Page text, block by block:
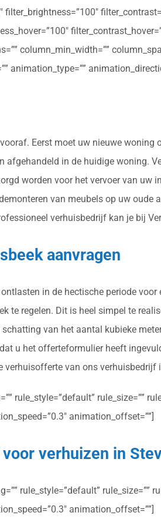
column_min_width=””
animation_type=””
Eerst moet uw nieuwe
in de huidige woning.
worden voor het vervoer van uw
van meubels op uw oude
verhuisbedrijf kan je bij
aanvragen
in de hectische periode
te regelen. Dit is heel simpel te
van het aantal kubieke
u het offerteformulier heeft
verhuisofferte van ons verhuisbedrijf
rule_style=”default” rule_size=””
animation_offset=””]
verhuizen in
rule_style=”default” rule_size=””
animation_offset=””]